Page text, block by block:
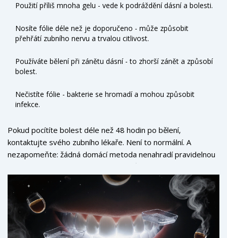
Použití příliš mnoha gelu - vede k podráždění dásní a bolesti.
Nosíte fólie déle než je doporučeno - může způsobit
přehřátí zubního nervu a trvalou citlivost.
Používáte bělení při zánětu dásní - to zhorší zánět a způsobí
bolest.
Nečistíte fólie - bakterie se hromadí a mohou způsobit
infekce.
Pokud pocítíte bolest déle než 48 hodin po bělení,
kontaktujte svého zubního lékaře. Není to normální. A
nezapomeňte: žádná domácí metoda nenahradí pravidelnou
kontrolu u dentisty. Každých 6 měsíců.